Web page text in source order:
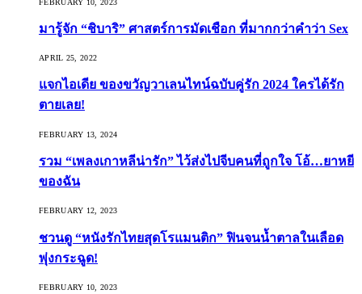
มารู้จัก “ชิบาริ” ศาสตร์การมัดเชือก ที่มากกว่าคำว่า Sex
APRIL 25, 2022
แจกไอเดีย ของขวัญวาเลนไทน์ฉบับคู่รัก 2024 ใครได้รัก
ตายเลย!
FEBRUARY 13, 2024
รวม “เพลงเกาหลีน่ารัก” ไว้ส่งไปจีบคนที่ถูกใจ โอ้…ยาหยี
ของฉัน
FEBRUARY 12, 2023
ชวนดู “หนังรักไทยสุดโรแมนติก” ฟินจนน้ำตาลในเลือด
พุ่งกระฉูด!
FEBRUARY 10, 2023